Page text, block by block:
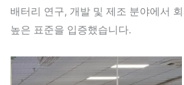
배터리 연구, 개발 및 제조 분야에서
높은 표준을 입증했습니다.